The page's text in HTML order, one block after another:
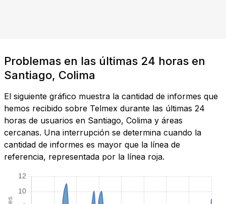
Problemas en las últimas 24 horas en
Santiago, Colima
El siguiente gráfico muestra la cantidad de informes que
hemos recibido sobre Telmex durante las últimas 24
horas de usuarios en Santiago, Colima y áreas
cercanas. Una interrupción se determina cuando la
cantidad de informes es mayor que la línea de
referencia, representada por la línea roja.